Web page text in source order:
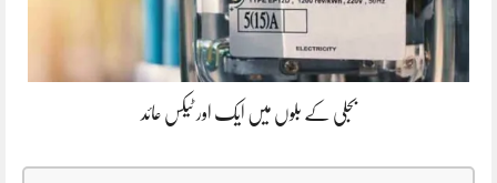
بجلی کے بلوں میں ایک اور ٹیکس عائد